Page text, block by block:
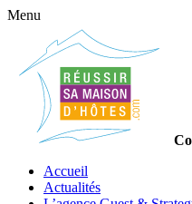
Menu
Accueil
Actualités